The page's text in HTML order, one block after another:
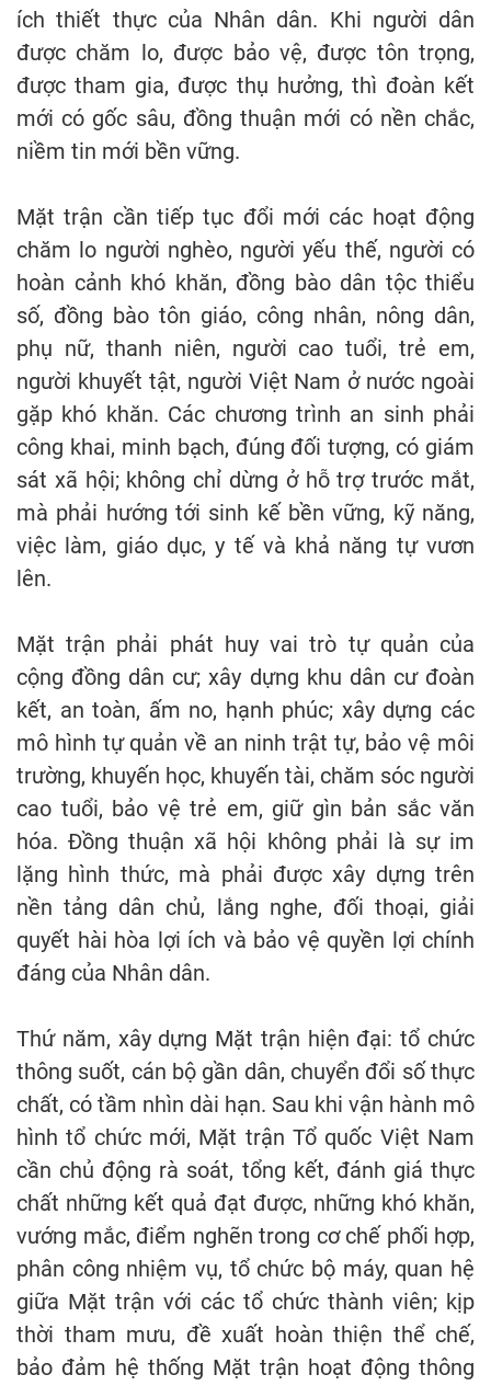
ích thiết thực của Nhân dân. Khi người dân
được chăm lo, được bảo vệ, được tôn trọng,
được tham gia, được thụ hưởng, thì đoàn kết
mới có gốc sâu, đồng thuận mới có nền chắc,
niềm tin mới bền vững.
Mặt trận cần tiếp tục đổi mới các hoạt động
chăm lo người nghèo, người yếu thế, người có
hoàn cảnh khó khăn, đồng bào dân tộc thiểu
số, đồng bào tôn giáo, công nhân, nông dân,
phụ nữ, thanh niên, người cao tuổi, trẻ em,
người khuyết tật, người Việt Nam ở nước ngoài
gặp khó khăn. Các chương trình an sinh phải
công khai, minh bạch, đúng đối tượng, có giám
sát xã hội; không chỉ dừng ở hỗ trợ trước mắt,
mà phải hướng tới sinh kế bền vững, kỹ năng,
việc làm, giáo dục, y tế và khả năng tự vươn
lên.
Mặt trận phải phát huy vai trò tự quản của
cộng đồng dân cư; xây dựng khu dân cư đoàn
kết, an toàn, ấm no, hạnh phúc; xây dựng các
mô hình tự quản về an ninh trật tự, bảo vệ môi
trường, khuyến học, khuyến tài, chăm sóc người
cao tuổi, bảo vệ trẻ em, giữ gìn bản sắc văn
hóa. Đồng thuận xã hội không phải là sự im
lặng hình thức, mà phải được xây dựng trên
nền tảng dân chủ, lắng nghe, đối thoại, giải
quyết hài hòa lợi ích và bảo vệ quyền lợi chính
đáng của Nhân dân.
Thứ năm, xây dựng Mặt trận hiện đại: tổ chức
thông suốt, cán bộ gần dân, chuyển đổi số thực
chất, có tầm nhìn dài hạn. Sau khi vận hành mô
hình tổ chức mới, Mặt trận Tổ quốc Việt Nam
cần chủ động rà soát, tổng kết, đánh giá thực
chất những kết quả đạt được, những khó khăn,
vướng mắc, điểm nghẽn trong cơ chế phối hợp,
phân công nhiệm vụ, tổ chức bộ máy, quan hệ
giữa Mặt trận với các tổ chức thành viên; kịp
thời tham mưu, đề xuất hoàn thiện thể chế,
bảo đảm hệ thống Mặt trận hoạt động thông